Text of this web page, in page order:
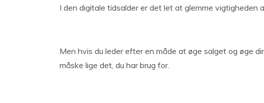
I den digitale tidsalder er det let at glemme vigtigheden
Men hvis du leder efter en måde at øge salget og øge
måske lige det, du har brug for.